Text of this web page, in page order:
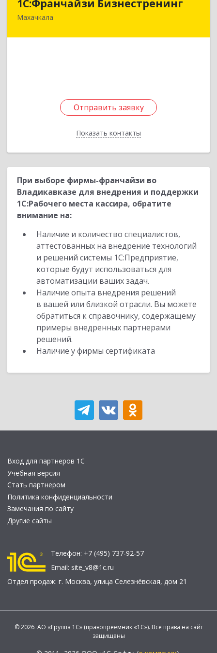
1С:Франчайзи Бизнестренинг
Махачкала
Отправить заявку
Показать контакты
368971, Дагестан Респ, Ботлихский р-н, Ботлих
Отправить заявку
Назад
При выборе фирмы-франчайзи во
Владикавказе для внедрения и поддержки
1С:Рабочего места кассира, обратите
внимание на:
Наличие и количество специалистов,
аттестованных на внедрение технологий
и решений системы 1С:Предприятие,
которые будут использоваться для
автоматизации ваших задач.
Наличие опыта внедрения решений
в вашей или близкой отрасли. Вы можете
обратиться к справочнику, содержащему
примеры внедренных партнерами
решений.
Наличие у фирмы сертификата
Вход для партнеров 1С
Учебная версия
Стать партнером
Политика конфиденциальности
Замечания по сайту
Другие сайты
Телефон: +7 (495) 737-92-57
Email: site_v8@1c.ru
Отдел продаж: г. Москва, улица Селезнёвская, дом 21
© 2026 АО «Группа 1С» (правопреемник «1С»). Все права на сайт
защищены